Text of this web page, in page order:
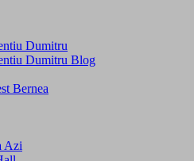
Dumitru
Dumitru Blog
Bernea
Azi